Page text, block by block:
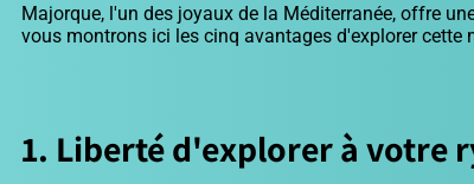
Majorque, l'un des joyaux de la Méditerranée, offre
vous montrons ici les cinq avantages d'explorer
1. Liberté d'explorer à votre